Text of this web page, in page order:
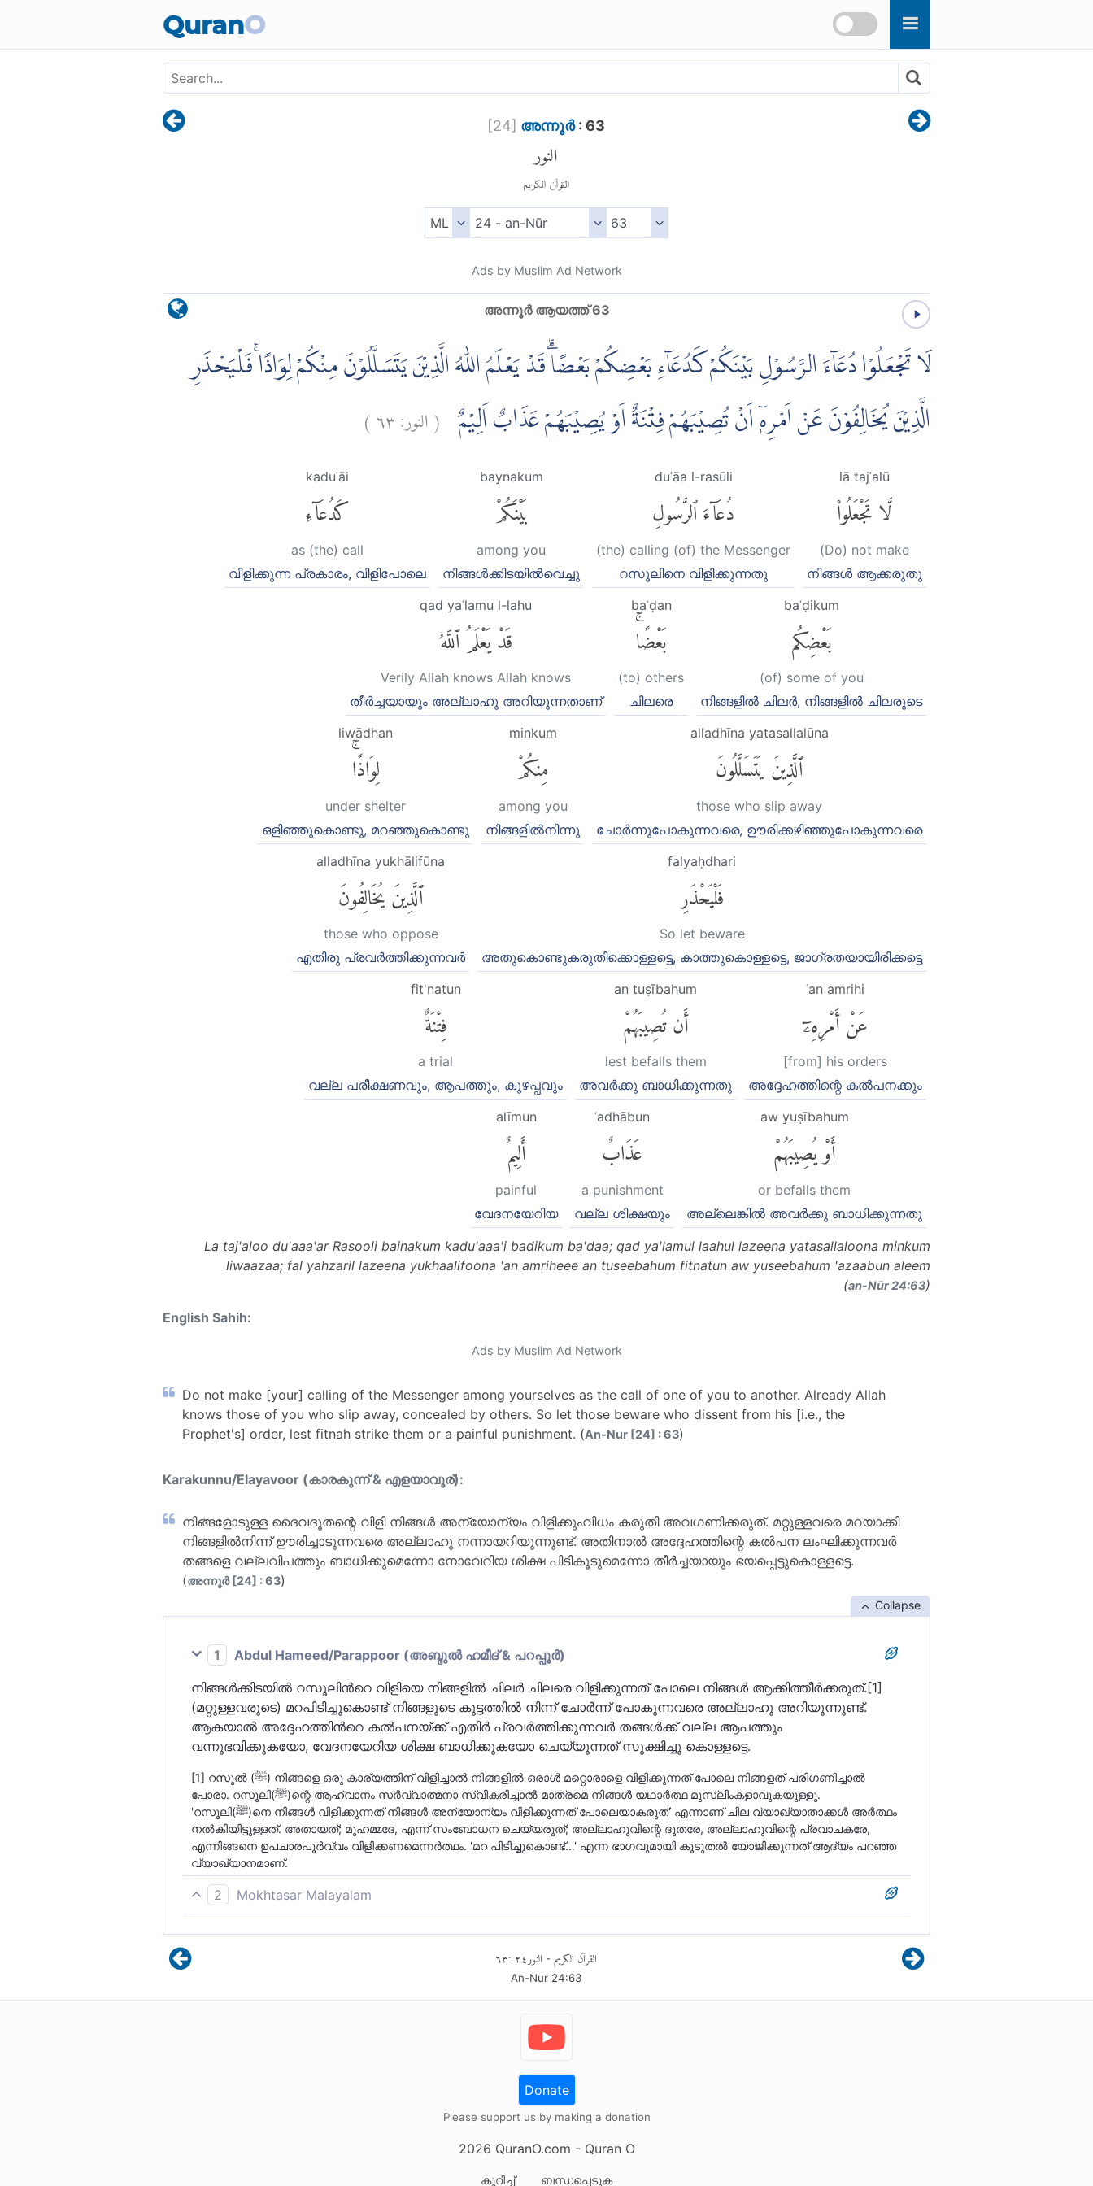
QuranO
[24] അന്നൂര്‍: 63
النور
القرآن الكريم
Ads by Muslim Ad Network
അന്നൂര്‍ ആയത്ത് 63
لَا تَجْعَلُوْا دُعَاۤءَ الرَّسُوْلِ بَيْنَكُمْ كَدُعَاۤءِ بَعْضِكُمْ بَعْضًاۗ قَدْ يَعْلَمُ اللّٰهُ الَّذِيْنَ يَتَسَلَّلُوْنَ مِنْكُمْ لِوَاذًاۚ فَلْيَحْذَرِ
الَّذِيْنَ يُخَالِفُوْنَ عَنْ اَمْرِهٖٓ اَنْ تُصِيْبَهُمْ فِتْنَةٌ اَوْ يُصِيْبَهُمْ عَذَابٌ اَلِيْمٌ (النور:٦٣)
lā tajʿalū
لَّا تَجْعَلُوا۟
(Do) not make
നിങ്ങള്‍ ആക്കരുതു
duʿāa l-rasūli
دُعَآءَ ٱلرَّسُولِ
(the) calling (of) the Messenger
റസൂലിനെ വിളിക്കുന്നതു
baynakum
بَيْنَكُمْ
among you
നിങ്ങള്‍ക്കിടയില്‍വെച്ചു
kaduʿāi
كَدُعَآءِ
as (the) call
വിളിക്കുന്ന പ്രകാരം, വിളിപോലെ
baʿḍikum
بَعْضِكُم
(of) some of you
നിങ്ങളില്‍ ചിലര്‍, നിങ്ങളില്‍ ചിലരുടെ
baʿḍan
بَعْضًاۚ
(to) others
ചിലരെ
qad yaʿlamu l-lahu
قَدْ يَعْلَمُ ٱللَّهُ
Verily Allah knows Allah knows
തീര്‍ച്ചയായും അല്ലാഹു അറിയുന്നതാണ്
alladhīna yatasallalūna
ٱلَّذِينَ يَتَسَلَّلُونَ
those who slip away
ചോര്‍ന്നുപോകുന്നവരെ, ഊരിക്കഴിഞ്ഞുപോകുന്നവരെ
minkum
مِنكُمْ
among you
നിങ്ങളില്‍നിന്നു
liwādhan
لِوَاذًاۚ
under shelter
ഒളിഞ്ഞുകൊണ്ടു, മറഞ്ഞുകൊണ്ടു
falyaḥdhari
فَلْيَحْذَرِ
So let beware
അതുകൊണ്ടുകരുതിക്കൊള്ളട്ടെ, കാത്തുകൊള്ളട്ടെ, ജാഗ്രതയായിരിക്കട്ടെ
alladhīna yukhālifūna
ٱلَّذِينَ يُخَالِفُونَ
those who oppose
എതിരു പ്രവര്‍ത്തിക്കുന്നവര്‍
ʿan amrihi
عَنْ أَمْرِهِۦٓ
[from] his orders
അദ്ദേഹത്തിന്റെ കല്‍പനക്കും
an tuṣībahum
أَن تُصِيبَهُمْ
lest befalls them
അവര്‍ക്കു ബാധിക്കുന്നതു
fit'natun
فِتْنَةٌ
a trial
വല്ല പരീക്ഷണവും, ആപത്തും, കുഴപ്പവും
aw yuṣībahum
أَوْ يُصِيبَهُمْ
or befalls them
അല്ലെങ്കില്‍ അവര്‍ക്കു ബാധിക്കുന്നതു
ʿadhābun
عَذَابٌ
a punishment
വല്ല ശിക്ഷയും
alīmun
أَلِيمٌ
painful
വേദനയേറിയ
La taj'aloo du'aaa'ar Rasooli bainakum kadu'aaa'i badikum ba'daa; qad ya'lamul laahul lazeena yatasallaloona minkum
liwaazaa; fal yahzaril lazeena yukhaalifoona 'an amriheee an tuseebahum fitnatun aw yuseebahum 'azaabun aleem
(an-Nūr 24:63)
English Sahih:
Ads by Muslim Ad Network
Do not make [your] calling of the Messenger among yourselves as the call of one of you to another. Already Allah
knows those of you who slip away, concealed by others. So let those beware who dissent from his [i.e., the
Prophet's] order, lest fitnah strike them or a painful punishment. (An-Nur [24] : 63)
Karakunnu/Elayavoor (കാരകുന്ന് & എളയാവൂര്):
നിങ്ങളോടുള്ള ദൈവദൂതന്റെ വിളി നിങ്ങള്‍ അന്യോന്യം വിളിക്കുംവിധം കരുതി അവഗണിക്കരുത്. മറ്റുള്ളവരെ മറയാക്കി
നിങ്ങളില്‍നിന്ന് ഊരിച്ചാടുന്നവരെ അല്ലാഹു നന്നായറിയുന്നുണ്ട്. അതിനാല്‍ അദ്ദേഹത്തിന്റെ കല്‍പന ലംഘിക്കുന്നവര്‍
തങ്ങളെ വല്ലവിപത്തും ബാധിക്കുമെന്നോ നോവേറിയ ശിക്ഷ പിടികൂടുമെന്നോ തീര്‍ച്ചയായും ഭയപ്പെട്ടുകൊള്ളട്ടെ.
(അന്നൂര്‍ [24] : 63)
Collapse
1
Abdul Hameed/Parappoor (അബ്ദുല്‍ ഹമീദ് & പറപ്പൂര്‍)
നിങ്ങള്‍ക്കിടയില്‍ റസൂലിന്‍റെ വിളിയെ നിങ്ങളില്‍ ചിലര്‍ ചിലരെ വിളിക്കുന്നത് പോലെ നിങ്ങള്‍ ആക്കിത്തീര്‍ക്കരുത്‌.[1]
(മറ്റുള്ളവരുടെ) മറപിടിച്ചുകൊണ്ട് നിങ്ങളുടെ കൂട്ടത്തില്‍ നിന്ന് ചോര്‍ന്ന് പോകുന്നവരെ അല്ലാഹു അറിയുന്നുണ്ട്‌.
ആകയാല്‍ അദ്ദേഹത്തിന്‍റെ കല്‍പനയ്ക്ക് എതിര്‍ പ്രവര്‍ത്തിക്കുന്നവര്‍ തങ്ങള്‍ക്ക് വല്ല ആപത്തും
വന്നുഭവിക്കുകയോ, വേദനയേറിയ ശിക്ഷ ബാധിക്കുകയോ ചെയ്യുന്നത് സൂക്ഷിച്ചു കൊള്ളട്ടെ.
[1] റസൂല്‍ (ﷺ) നിങ്ങളെ ഒരു കാര്യത്തിന് വിളിച്ചാല്‍ നിങ്ങളില്‍ ഒരാള്‍ മറ്റൊരാളെ വിളിക്കുന്നത് പോലെ നിങ്ങളത് പരിഗണിച്ചാല്‍
പോരാ. റസൂലി(ﷺ)ന്റെ ആഹ്വാനം സര്‍വ്വാത്മനാ സ്വീകരിച്ചാല്‍ മാത്രമെ നിങ്ങള്‍ യഥാര്‍ത്ഥ മുസ്‌ലിംകളാവുകയുള്ളു.
'റസൂലി(ﷺ)നെ നിങ്ങള്‍ വിളിക്കുന്നത് നിങ്ങള്‍ അന്യോന്യം വിളിക്കുന്നത് പോലെയാകരുത്' എന്നാണ് ചില വ്യാഖ്യാതാക്കള്‍ അര്‍ത്ഥം
നല്‍കിയിട്ടുള്ളത്. അതായത്; മുഹമ്മദേ, എന്ന് സംബോധന ചെയ്യരുത്; അല്ലാഹുവിന്റെ ദൂതരേ, അല്ലാഹുവിന്റെ പ്രവാചകരേ,
എന്നിങ്ങനെ ഉപചാരപൂര്‍വ്വം വിളിക്കണമെന്നര്‍ത്ഥം. 'മറ പിടിച്ചുകൊണ്ട്...' എന്ന ഭാഗവുമായി കൂടുതല്‍ യോജിക്കുന്നത് ആദ്യം പറഞ്ഞ
വ്യാഖ്യാനമാണ്.
2
Mokhtasar Malayalam
'ഹേ മുഹമ്മദ്' എന്നോ, അവിടുത്തെ പിതാവിലേക്ക് ചേർത്തി 'അബ്ദുല്ലയുടെ മകനേ!' എന്നോ ഒന്നും വിളിക്കരുത്. മറിച്ച്
'അല്ലാഹുവിൻ്റെ റസൂലേ!' എന്നോ, 'അല്ലാഹുവിൻ്റെ നബിയേ!' എന്നോ നിങ്ങൾ പറയുക. അവിടുന്ന് നിങ്ങളെ
എന്തെങ്കിലും പൊതുവായ കാര്യത്തിനായി വിളിച്ചാൽ അവിടുത്തെ ക്ഷണം നിങ്ങൾ പരസ്പരം നിസ്സാരകാര്യങ്ങൾക്ക്
ക്ഷണിച്ചാലെന്ന പോലെ നിങ്ങൾ ആക്കിത്തീർക്കരുത്. മറിച്ച്, ഉടനടി അവിടുത്തേക്ക് ഉത്തരം നൽകാൻ നിങ്ങൾ
ധൃതികൂട്ടുക. (റസൂലിൽ നിന്ന്) അനുമതി വാങ്ങാതെ, രഹസ്യമായി പിരിഞ്ഞു പോകുന്ന ചിലരെ അല്ലാഹു
പരീക്ഷണമോ കുഴപ്പമോ ബാധിക്കുന്നതോ, അതല്ലെങ്കിൽ അവർക്ക് സഹിക്കാൻ കഴിയാത്ത വേദനാജനകമായ
എന്തെങ്കിലും ശിക്ഷ അവരെ ബാധിക്കുന്നതോ സൂക്ഷിച്ചു കൊള്ളട്ടെ.
القرآن الكريم - النور٢٤:٦٣
An-Nur 24:63
Donate
Please support us by making a donation
2026 QuranO.com - Quran O
കുറിച്ച് ബന്ധപ്പെടുക